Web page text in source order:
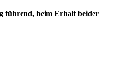
führend, beim Erhalt beider